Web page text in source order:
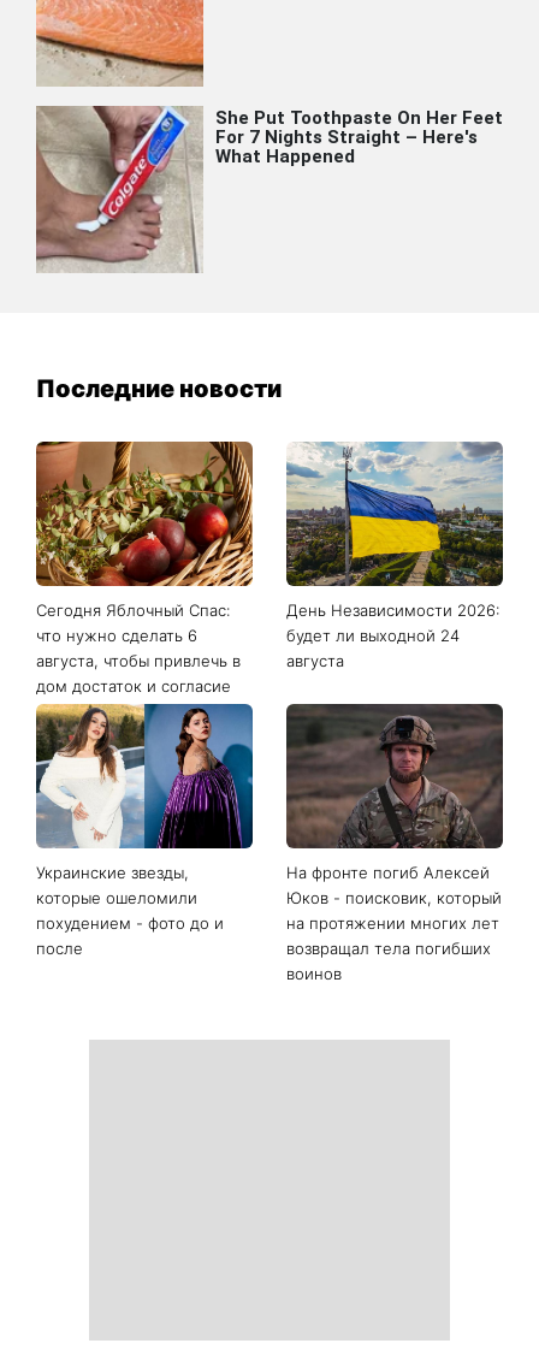
Последние новости
Сегодня Яблочный Спас:
что нужно сделать 6
августа, чтобы привлечь в
дом достаток и согласие
День Независимости 2026:
будет ли выходной 24
августа
Украинские звезды,
которые ошеломили
похудением - фото до и
после
На фронте погиб Алексей
Юков - поисковик, который
на протяжении многих лет
возвращал тела погибших
воинов